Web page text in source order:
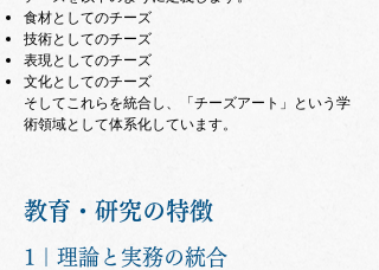
食材としてのチーズ
技術としてのチーズ
表現としてのチーズ
文化としてのチーズ
そしてこれらを統合し、「チーズアート」という学
術領域として体系化しています。
教育・研究の特徴
1｜理論と実務の統合